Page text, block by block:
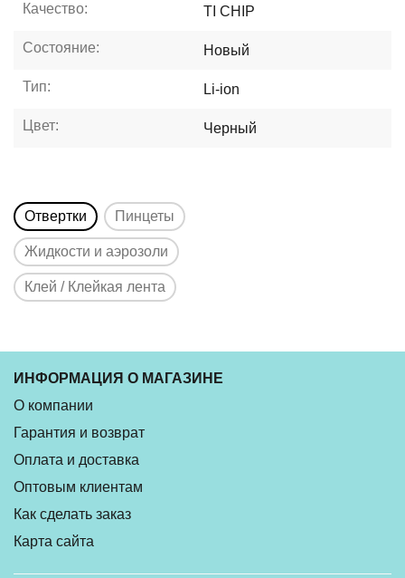
Качество: TI CHIP
Состояние: Новый
Тип: Li-ion
Цвет: Черный
Отвертки Пинцеты
Жидкости и аэрозоли
Клей / Клейкая лента
ИНФОРМАЦИЯ О МАГАЗИНЕ
О компании
Гарантия и возврат
Оплата и доставка
Оптовым клиентам
Как сделать заказ
Карта сайта